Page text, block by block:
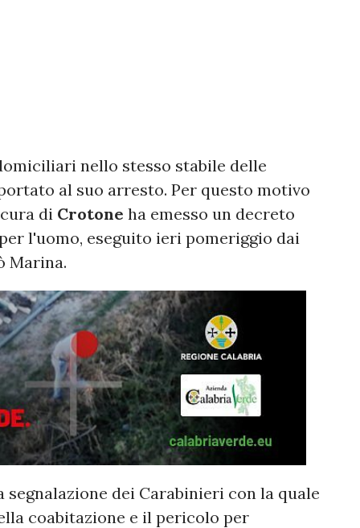
nello stesso stabile delle
al suo arresto. Per questo motivo
di Crotone ha emesso un decreto
l'uomo, eseguito ieri pomeriggio dai
Marina.
dei Carabinieri con la quale
coabitazione e il pericolo per